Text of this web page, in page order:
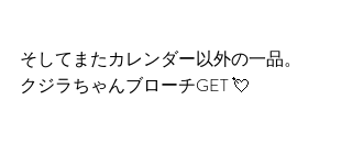
そしてまたカレンダー以外の一品。
クジラちゃんブローチGET 💘